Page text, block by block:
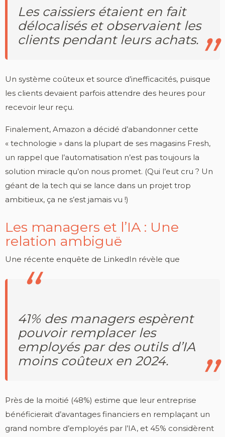
Les caissiers étaient en fait
délocalisés et observaient les
clients pendant leurs achats.
Un système coûteux et source d’inefficacités, puisque
les clients devaient parfois attendre des heures pour
recevoir leur reçu.
Finalement, Amazon a décidé d’abandonner cette
« technologie » dans la plupart de ses magasins Fresh,
un rappel que l’automatisation n’est pas toujours la
solution miracle qu’on nous promet. (Qui l’eut cru ? Un
géant de la tech qui se lance dans un projet trop
ambitieux, ça ne s’est jamais vu !)
Les managers et l’IA : Une
relation ambiguë
Une récente enquête de LinkedIn révèle que
41% des managers espèrent
pouvoir remplacer les
employés par des outils d’IA
moins coûteux en 2024.
Près de la moitié (48%) estime que leur entreprise
bénéficierait d’avantages financiers en remplaçant un
grand nombre d’employés par l’IA, et 45% considèrent